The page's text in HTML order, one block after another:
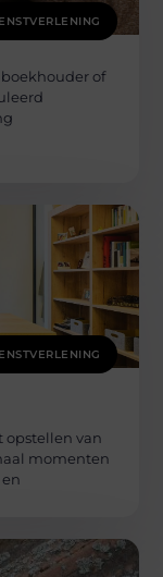
of
opstellen van
momenten